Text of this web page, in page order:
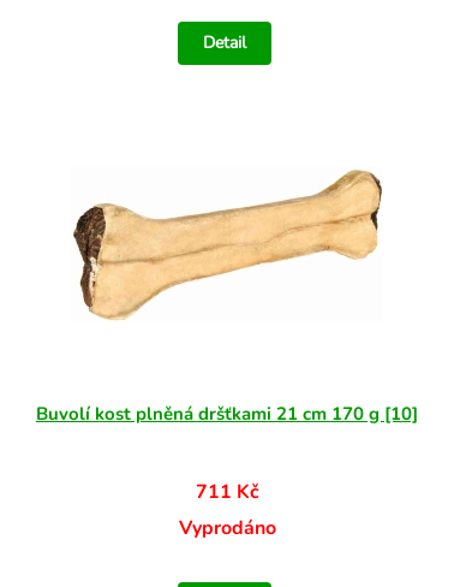
Detail
Buvolí kost plněná dršťkami 21 cm 170 g [10]
711 Kč
Vyprodáno